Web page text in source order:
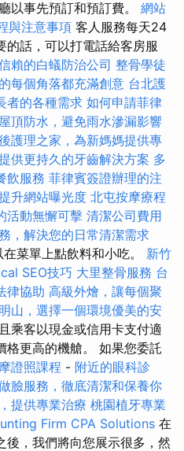
以事先預訂和預訂費。 網站
與注意事項 客人服務每天24
的話，可以打電話給客房服
賴的白蟻防治公司 整骨學徒
每個角落都充滿創意 台北護
者的各種需求 如何申請菲律
屋頂防水，避免雨水滲漏影響
護理之家，為新媽媽提供專
供更持久的牙齒解決方案 多
飲服務 菲律賓簽證辦理的注
升網站曝光度 北屯按摩療程
活動無懈可擊 清潔公司費用
，解決您的日常清潔需求
菜單上點飲料和小吃。 新竹
SEO技巧 大里整骨服務 台
律協助 高級外燴，讓每個聚
山，選擇一個環境優美的安
乘客以現金或信用卡支付適
格更高的機艙。 如果您委託
證照課程 - 附近的眼科診
臉服務，徹底清潔和保養你
提供專業治療 桃園植牙專業
Firm CPA Solutions 在
後，我們將向您展示很多，然